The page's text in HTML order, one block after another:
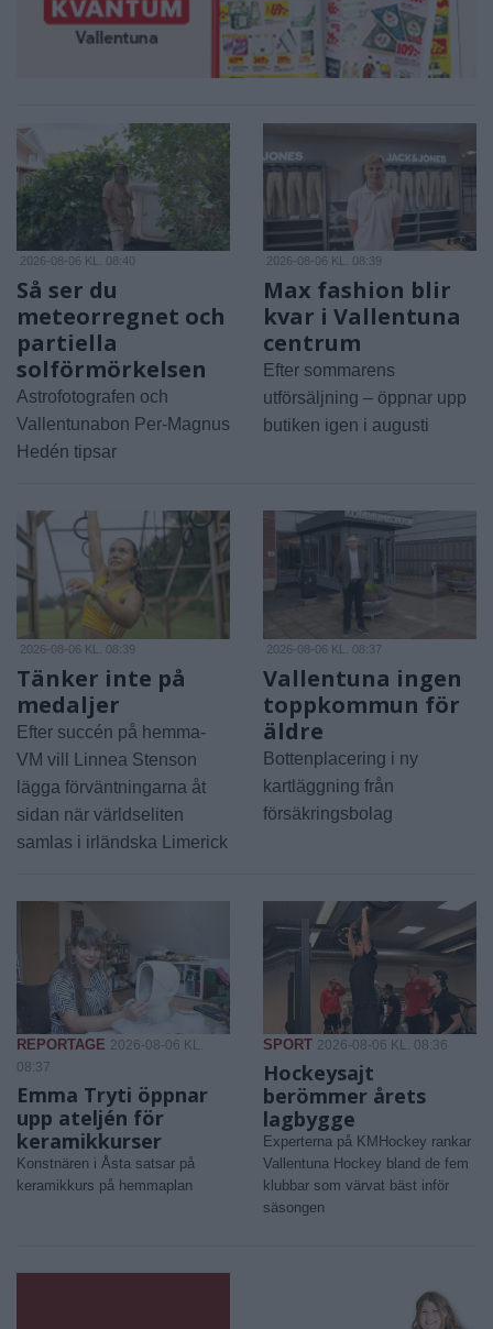
2026-08-06 KL. 08:40
Så ser du
meteorregnet och
partiella
solförmörkelsen
Astrofotografen och
Vallentunabon Per-Magnus
Hedén tipsar
2026-08-06 KL. 08:39
Max fashion blir
kvar i Vallentuna
centrum
Efter sommarens
utförsäljning – öppnar upp
butiken igen i augusti
2026-08-06 KL. 08:39
Tänker inte på
medaljer
Efter succén på hemma-
VM vill Linnea Stenson
lägga förväntningarna åt
sidan när världseliten
samlas i irländska Limerick
2026-08-06 KL. 08:37
Vallentuna ingen
toppkommun för
äldre
Bottenplacering i ny
kartläggning från
försäkringsbolag
REPORTAGE 2026-08-06 KL.
08:37
Emma Tryti öppnar
upp ateljén för
keramikkurser
Konstnären i Åsta satsar på
keramikkurs på hemmaplan
SPORT 2026-08-06 KL. 08:36
Hockeysajt
berömmer årets
lagbygge
Experterna på KMHockey rankar
Vallentuna Hockey bland de fem
klubbar som värvat bäst inför
säsongen